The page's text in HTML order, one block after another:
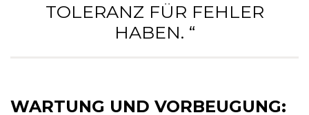
TOLERANZ FÜR FEHLER
HABEN. “
WARTUNG UND VORBEUGUNG: